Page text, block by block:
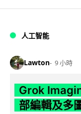
人工智能
Lawton 9 小時
Grok
部編輯及多